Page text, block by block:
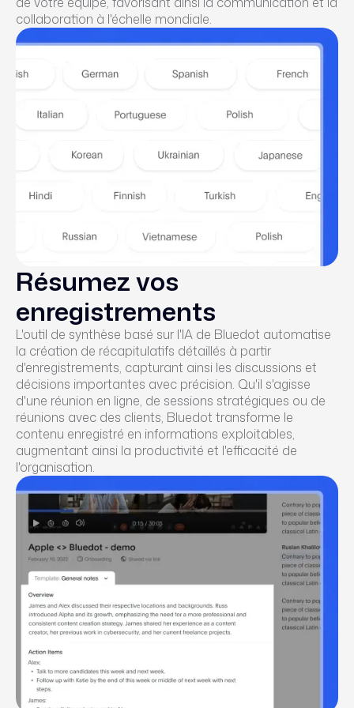
collaboration à l'échelle mondiale.
Résumez vos
enregistrements
L'outil de synthèse basé sur l'IA de Bluedot automatise
la création de récapitulatifs détaillés à partir
d'enregistrements, capturant ainsi les discussions et
décisions importantes avec précision. Qu'il s'agisse
d'une réunion en ligne, de sessions stratégiques ou de
réunions avec des clients, Bluedot transforme le
contenu enregistré en informations exploitables,
augmentant ainsi la productivité et l'efficacité de
l'organisation.